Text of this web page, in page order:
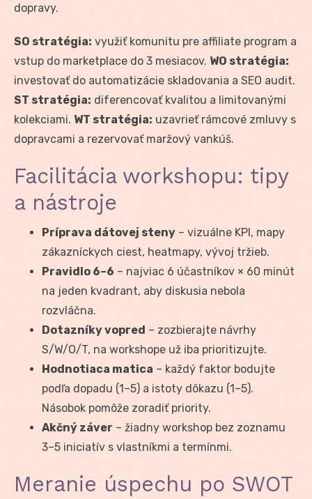
dopravy.
SO stratégia: využiť komunitu pre affiliate program a
vstup do marketplace do 3 mesiacov. WO stratégia:
investovať do automatizácie skladovania a SEO audit.
ST stratégia: diferencovať kvalitou a limitovanými
kolekciami. WT stratégia: uzavrieť rámcové zmluvy s
dopravcami a rezervovať maržový vankúš.
Facilitácia workshopu: tipy
a nástroje
Príprava dátovej steny – vizuálne KPI, mapy
zákazníckych ciest, heatmapy, vývoj tržieb.
Pravidlo 6–6 – najviac 6 účastníkov × 60 minút
na jeden kvadrant, aby diskusia nebola
rozvláčna.
Dotazníky vopred – zozbierajte návrhy
S/W/O/T, na workshope už iba prioritizujte.
Hodnotiaca matica – každý faktor bodujte
podľa dopadu (1–5) a istoty dôkazu (1–5).
Násobok pomôže zoradiť priority.
Akčný záver – žiadny workshop bez zoznamu
3–5 iniciatív s vlastníkmi a termínmi.
Meranie úspechu po SWOT